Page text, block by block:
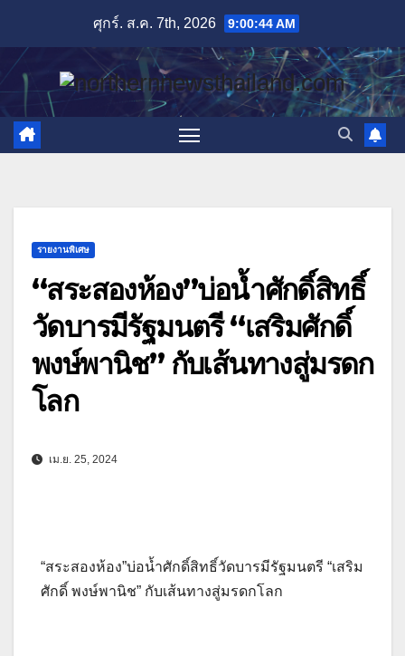
content
ศุกร์. ส.ค. 7th, 2026 9:00:46 AM
รายงานพิเศษ
“สระสองห้อง”บ่อน้ำศักดิ์สิทธิ์
วัดบารมีรัฐมนตรี “เสริมศักดิ์
พงษ์พานิช” กับเส้นทางสู่มรดก
โลก
เม.ย. 25, 2024
“สระสองห้อง”บ่อน้ำศักดิ์สิทธิ์วัดบารมีรัฐมนตรี “เสริม
ศักดิ์ พงษ์พานิช” กับเส้นทางสู่มรดกโลก